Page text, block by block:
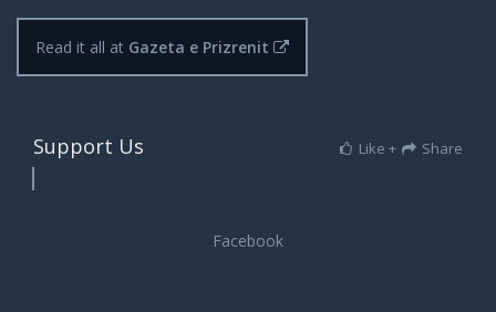
Read it all at Gazeta e Prizrenit
Support Us Like + Share